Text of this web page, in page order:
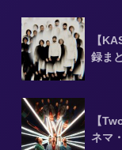
【
録ま
【
ネマ